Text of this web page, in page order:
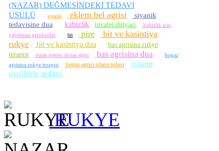
(NAZAR) DEĞMESİNDEKİ TEDAVİ
USULÜ
siyanik eklem bel agrisi
siyanik
tedavisine dua
kabizlik tuvalet ihtiyaci
kabizlik icin
yapilmasi gerekenler
bit pire
bit ve kasintiya
rukye
bit ve kasintiya dua
bas agrisina rukye
terapisi
kuran ayetleri ile bas agrisi bas agrisina dua
bogaz
agrisina rukye terapisi
bogaz agrisi islami tedavi
islami
usullerle tedavi
RUKYE